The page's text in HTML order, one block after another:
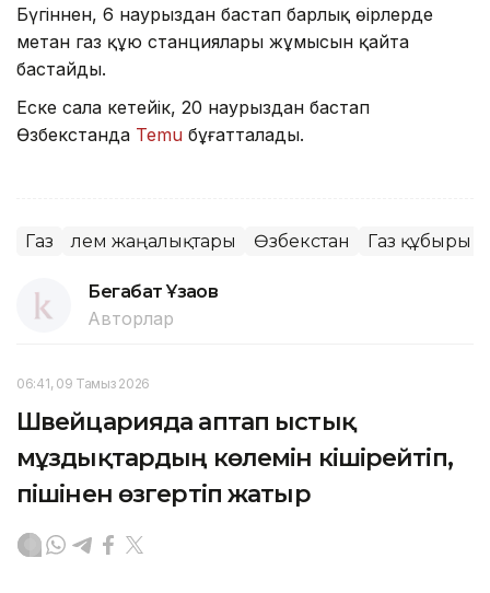
Бүгіннен, 6 наурыздан бастап барлық өңірлерде
метан газ құю станциялары жұмысын қайта
бастайды.
Еске сала кетейік, 20 наурыздан бастап
Өзбекстанда Temu бұғатталады.
Газ Әлем жаңалықтары Өзбекстан Газ құбыры
Бегабат Ұзақов
Авторлар
06:41, 09 Тамыз 2026
Швейцарияда аптап ыстық
мұздықтардың көлемін кішірейтіп,
пішінен өзгертіп жатыр